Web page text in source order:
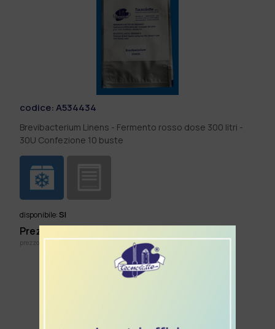
codice:A534434
Brevibacterium Linens - Fermento rosso dose 300 litri -
30U Confezione 10 buste
disponibile:SI
Prezzo listino: €
prezzo IVA inclusa
Aggiungi al Carrello